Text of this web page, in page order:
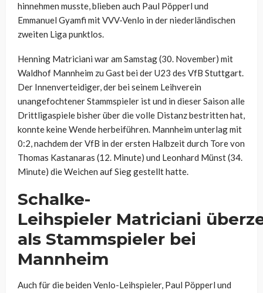
hinnehmen musste, blieben auch Paul Pöpperl und
Emmanuel Gyamfi mitVVV-Venlo in der niederländischen
zweiten Liga punktlos.
Henning Matriciani war am Samstag (30. November) mit
Waldhof Mannheim zu Gast bei der U23 des VfB Stuttgart.
Der Innenverteidiger, der bei seinem Leihverein
unangefochtener Stammspieler ist und in dieser Saison alle
Drittligaspiele bisher über die volle Distanz bestritten hat,
konnte keine Wende herbeiführen. Mannheim unterlag mit
0:2, nachdem der VfB in der ersten Halbzeit durch Tore von
Thomas Kastanaras (12. Minute) und Leonhard Münst(34.
Minute) die Weichen auf Sieg gestellt hatte.
Schalke-
Leihspieler Matriciani
als Stammspieler bei
Mannheim
Auch für die beiden Venlo-Leihspieler, Paul Pöpperl und